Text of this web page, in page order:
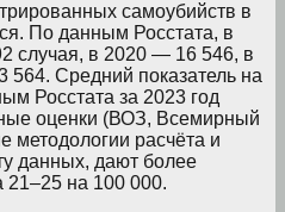
самоубийств в
По данным Росстата, в
случая, в 2020 — 16 546, в
Средний показатель на
Росстата за 2023 год
оценки (ВОЗ, Всемирный
методологии расчёта и
данных, дают более
на 100 000.